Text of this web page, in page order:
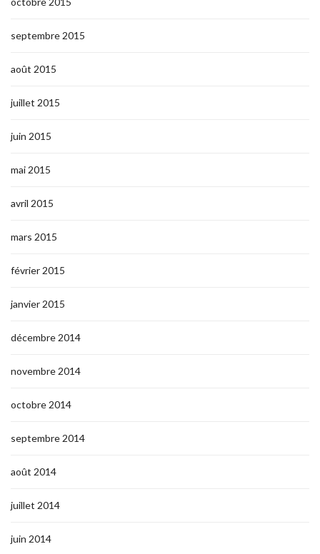
septembre 2015
août 2015
juillet 2015
juin 2015
mai 2015
avril 2015
mars 2015
février 2015
janvier 2015
décembre 2014
novembre 2014
octobre 2014
septembre 2014
août 2014
juillet 2014
juin 2014